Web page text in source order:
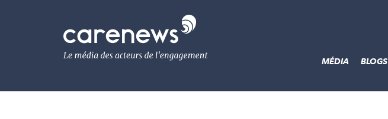
Le
média
de
MÉDIA BLOGS